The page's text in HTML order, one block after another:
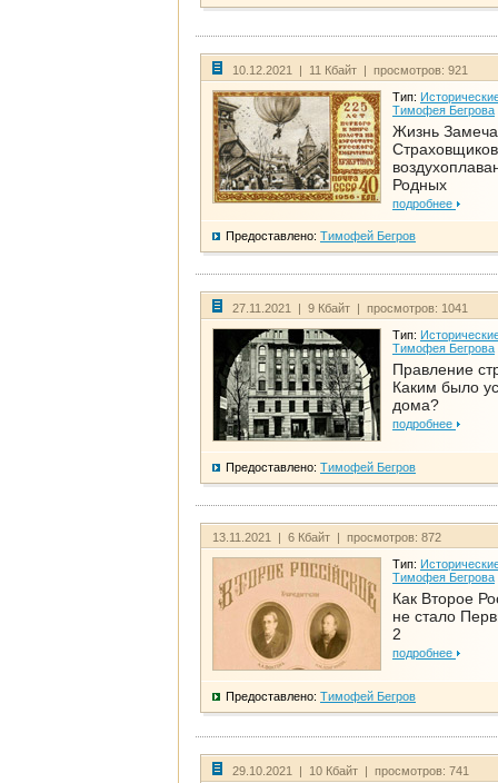
10.12.2021 | 11 Кбайт | просмотров: 921
Тип:
Тимофея Бегрова
Жизнь
Родных
подробнее
Предоставлено: Тимофей Бегров
27.11.2021 | 9 Кбайт | просмотров: 1041
Тип:
Тимофея Бегрова
Правление
Каким было
дома?
подробнее
Предоставлено: Тимофей Бегров
13.11.2021 | 6 Кбайт | просмотров: 872
Тип:
Тимофея Бегрова
Как Второе
не стало
2
подробнее
Предоставлено: Тимофей Бегров
29.10.2021 | 10 Кбайт | просмотров: 741